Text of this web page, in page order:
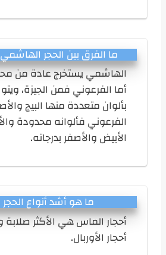
ما الفرق بين الحجر
الهاشمي يستخرج عادة من
أما الفرعوني فمن الجيزة،
بألوان متعددة منها البيج
الفرعوني فألوانه محدودة
الأبيض والأصفر بدرجاته.
ما هو أشد أنواع
أحجار الماس هي الأكثر صلابة
أحجار الأوربال.